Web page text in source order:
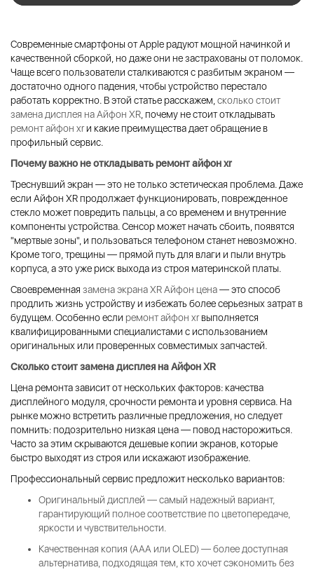
Современные смартфоны от Apple радуют мощной начинкой и
качественной сборкой, но даже они не застрахованы от поломок.
Чаще всего пользователи сталкиваются с разбитым экраном —
достаточно одного падения, чтобы устройство перестало
работать корректно. В этой статье расскажем, сколько стоит
замена дисплея на Айфон XR , почему не стоит откладывать
ремонт айфон xrи какие преимущества дает обращение в
профильный сервис.
Почему важно не откладыватьремонт айфон xr
Треснувший экран — это не только эстетическая проблема. Даже
если Айфон XR продолжает функционировать, поврежденное
стекло может повредить пальцы, а со временем и внутренние
компоненты устройства. Сенсор может начать сбоить, появятся
"мертвые зоны", и пользоваться телефоном станет невозможно.
Кроме того, трещины — прямой путь для влаги и пыли внутрь
корпуса, а это уже риск выхода из строя материнской платы.
Своевременная замена экрана XR Айфон цена— это способ
продлить жизнь устройству и избежать более серьезных затрат в
будущем. Особенно если ремонт айфон xrвыполняется
квалифицированными специалистами с использованием
оригинальных или проверенных совместимых запчастей.
Сколько стоит замена дисплея на Айфон XR
Цена ремонта зависит от нескольких факторов: качества
дисплейного модуля, срочности ремонта и уровня сервиса. На
рынке можно встретить различные предложения, но следует
помнить: подозрительно низкая цена — повод насторожиться.
Часто за этим скрываются дешевые копии экранов, которые
быстро выходят из строя или искажают изображение.
Профессиональный сервис предложит несколько вариантов:
Оригинальный дисплей — самый надежный вариант,
гарантирующий полное соответствие по цветопередаче,
яркости и чувствительности.
Качественная копия (AAA или OLED) — более доступная
альтернатива, подходящая тем, кто хочет сэкономить без